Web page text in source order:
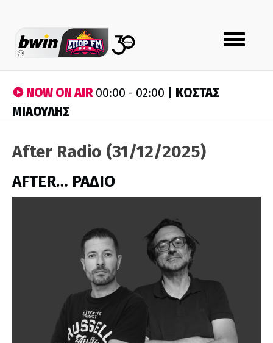
Toggle
navigation
NOW ON AIR00:00 - 02:00 | ΚΩΣΤΑΣ
ΜΙΑΟΥΛΗΣ
After Radio (31/12/2025)
AFTER… ΡΑΔΙΟ